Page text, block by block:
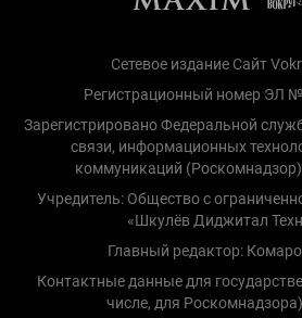
Сетевое издание Сайт
Регистрационный номер ЭЛ
Зарегистрировано Федеральной
связи, информационных
коммуникаций
Учредитель: Общество с
«Шкулёв Диджитал
Главный редактор:
Контактные данные для
числе, для